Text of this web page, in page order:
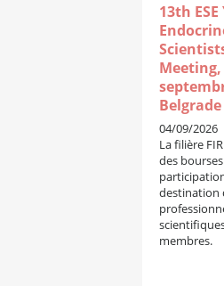
13th
Meeting,
04/09/2026
La filière
des
destination
membres.